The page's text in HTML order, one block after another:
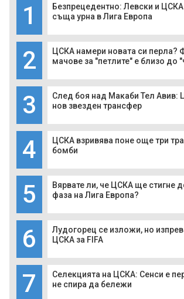
1
Безпрецедентно: Левски и
съща урна в Лига Европа
2
ЦСКА намери новата си перла?
мачове за "петлите" е близо до
3
След боя над Макаби Тел Авив:
нов звезден трансфер
4
ЦСКА взривява поне още три
бомби
5
Вярвате ли, че ЦСКА ще стигне
фаза на Лига Европа?
6
Лудогорец се изложи, но
ЦСКА за FIFA
7
Селекцията на ЦСКА: Сенси е
не спира да бележи